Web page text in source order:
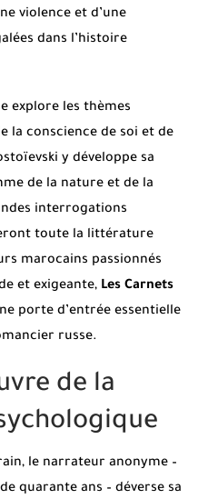
violence et d’une
dans l’histoire
explore les thèmes
la conscience de soi et de
y développe sa
de la nature et de la
interrogations
toute la littérature
marocains passionnés
et exigeante, Les Carnets
porte d’entrée essentielle
russe.
de la
le narrateur anonyme –
quarante ans – déverse sa